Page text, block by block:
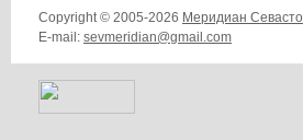
Copyright © 2005-2026 Меридиан
E-mail: sevmeridian@gmail.com